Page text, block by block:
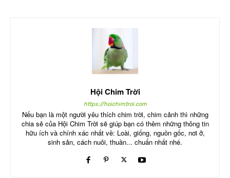
Hội Chim Trời
https://hoichimtroi.com
Nếu bạn là một người yêu thích chim trời, chim cảnh thì những
chia sẻ của Hội Chim Trời sẽ giúp bạn có thêm những thông tin
hữu ích và chính xác nhất về: Loài, giống, nguồn gốc, nơi ở,
sinh sản, cách nuôi, thuần... chuẩn nhất nhé.